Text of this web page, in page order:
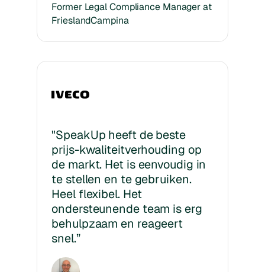
Former Legal Compliance Manager at
FrieslandCampina
"SpeakUp heeft de beste
prijs-kwaliteitverhouding op
de markt. Het is eenvoudig in
te stellen en te gebruiken.
Heel flexibel. Het
ondersteunende team is erg
behulpzaam en reageert
snel.”